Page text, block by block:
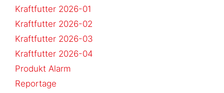
Kraftfutter 2026-01
Kraftfutter 2026-02
Kraftfutter 2026-03
Kraftfutter 2026-04
Produkt Alarm
Reportage